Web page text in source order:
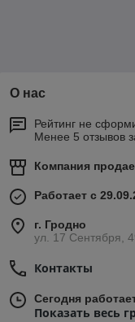
О нас
Рейтинг не
Менее 5 отзывов
Компания
Работает с
г. Гродно
ул. 17 Сентября,
Контакты
Сегодня
Показать весь